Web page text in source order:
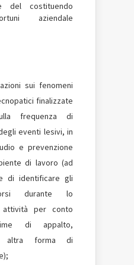
del costituendo
aziendale
sui fenomeni
finalizzate
frequenza di
eventi lesivi, in
e prevenzione
di lavoro (ad
di identificare gli
durante lo
per conto
di appalto,
altra forma di